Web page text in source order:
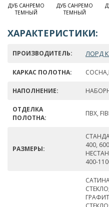
ДУБ САНРЕМО
ТЕМНЫЙ
ДУБ САНРЕМО
ТЕМНЫЙ
ХАРАКТЕРИСТИКИ:
ПРОИЗВОДИТЕЛЬ: ЛОРД
КАРКАС ПОЛОТНА:
НАПОЛНЕНИЕ:
ОТДЕЛКА
ПОЛОТНА:
ПВХ,
РАЗМЕРЫ:
400,
400-